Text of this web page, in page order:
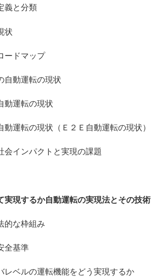
と分類
状
ドマップ
運転の現状
転の現状
の現状（Ｅ２Ｅ自動運転の現状）
インパクトと実現の課題
実現するか自動運転の実現法とその技術
な枠組み
基準
ベルの運転機能をどう実現するか